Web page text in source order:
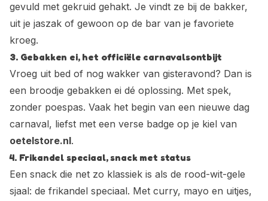
gevuld met gekruid gehakt. Je vindt ze bij de bakker,
uit je jaszak of gewoon op de bar van je favoriete
kroeg.
3. Gebakken ei, het officiële carnavalsontbijt
Vroeg uit bed of nog wakker van gisteravond? Dan is
een broodje gebakken ei dé oplossing. Met spek,
zonder poespas. Vaak het begin van een nieuwe dag
carnaval, liefst met een verse badge op je kiel van
oetelstore.nl.
4. Frikandel speciaal, snack met status
Een snack die net zo klassiek is als de rood-wit-gele
sjaal: de frikandel speciaal. Met curry, mayo en uitjes,